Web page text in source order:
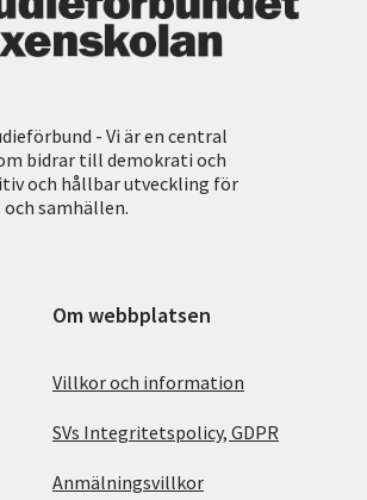
- Vi är en central
bidrar till demokrati och
och hållbar utveckling för
samhällen.
Om webbplatsen
Villkor och information
SVs Integritetspolicy, GDPR
Anmälningsvillkor